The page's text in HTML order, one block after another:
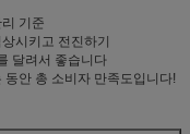
기준
시키고 전진하기
달려서 좋습니다
동안 총 소비자 만족도입니다!